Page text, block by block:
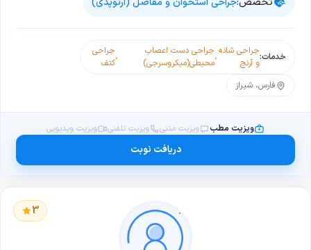
خدمات:جراحی شانه
و آرنج
،جراحی دست اعصاب
محیطی(میکروسرجی)
،جراحی
کتف
فارس، شیراز
ویزیت مطب ویزیت متنی ویزیت تلفنی ویزیت ویدیویی
دریافت نوبت
3